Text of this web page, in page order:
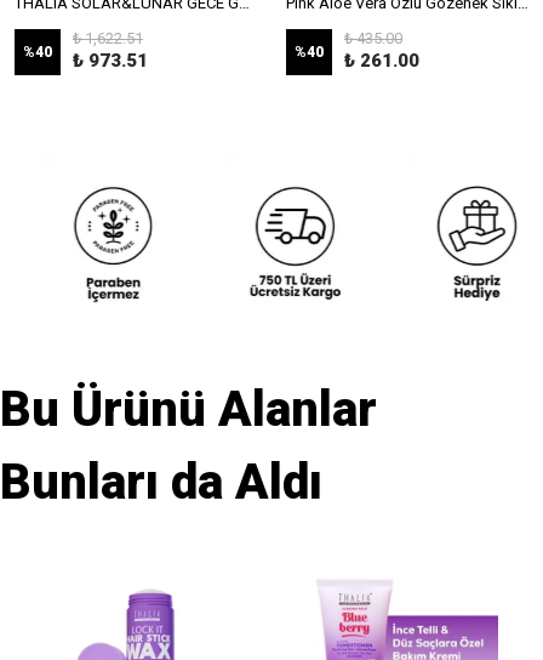
%40
₺ 1,622.51
₺ 973.51 %40
₺ 435.00
₺ 261.00
Bu Ürünü Alanlar
Bunları da Aldı